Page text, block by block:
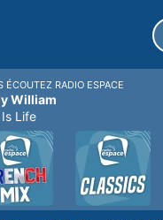
ÉCOUTEZ RADIO ESPACE
William
Life